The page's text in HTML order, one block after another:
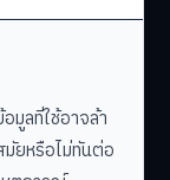
มูลที่ใช้อาจล้า
มัยหรือไม่ทันต่อ